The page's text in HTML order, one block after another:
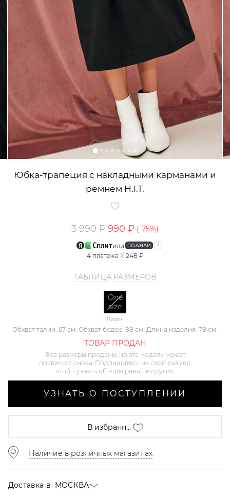
Юбка-трапеция с накладными карманами и
ремнем H.I.T.
3 990 ₽990 ₽ (-75%)
или
4 платежа X 248 ₽
ТАБЛИЦА РАЗМЕРОВ
One
size
Продан
Обхват талии: 67 см. Обхват бедер: 88 см. Длина изделия: 78 см.
ТОВАР ПРОДАН
Все размеры проданы, но эта модель может
появиться снова. Подпишитесь на свой размер,
чтобы узнать об этом раньше других.
УЗНАТЬ О ПОСТУПЛЕНИИ
В избранн...
Наличие в розничных магазинах
Доставка в МОСКВА